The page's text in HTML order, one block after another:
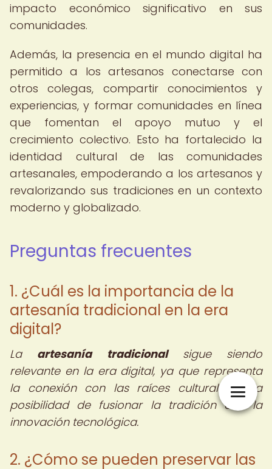
impacto económico significativo en sus
comunidades.
Además, la presencia en el mundo digital ha
permitido a los artesanos conectarse con
otros colegas, compartir conocimientos y
experiencias, y formar comunidades en línea
que fomentan el apoyo mutuo y el
crecimiento colectivo. Esto ha fortalecido la
identidad cultural de las comunidades
artesanales, empoderando a los artesanos y
revalorizando sus tradiciones en un contexto
moderno y globalizado.
Preguntas frecuentes
1. ¿Cuál es la importancia de la
artesanía tradicional en la era
digital?
La artesanía tradicionalsigue siendo
relevante en la era digital, ya que representa
la conexión con las raíces culturales y la
posibilidad de fusionar la tradición con la
innovación tecnológica.
2. ¿Cómo se pueden preservar las